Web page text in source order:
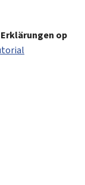
Erklärungen op